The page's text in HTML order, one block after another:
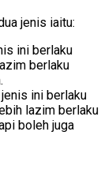
jenis iaitu:
ini berlaku
berlaku
ini berlaku
lazim berlaku
boleh juga